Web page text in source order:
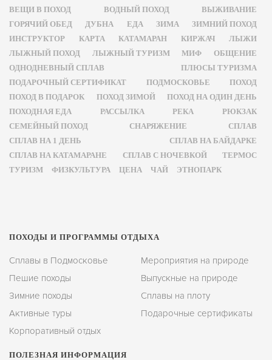
ВЕЩИ В ПОХОД
ВОДНЫЙ ПОХОД
ВЫЖИВАНИЕ
ГОРЯЧИЙ ОБЕД
ДУБНА ЕДА ЗИМА
ЗИМНИЙ ПОХОД
ИНСТРУКТОР
КАРТА КАТАМАРАН КИРЖАЧ
ЛЫЖИ
ЛЫЖНЫЙ ПОХОД
ЛЫЖНЫЙ ТУРИЗМ МИФ
ОБЩЕНИЕ
ОДНОДНЕВНЫЙ СПЛАВ
ПЛЮСЫ ТУРИЗМА
ПОДАРОЧНЫЙ СЕРТИФИКАТ
ПОДМОСКОВЬЕ
ПОХОД
ПОХОД В ПОДАРОК
ПОХОД ЗИМОЙ
ПОХОД НА ОДИН ДЕНЬ
ПОХОДНАЯ ЕДА
РАССЫЛКА РЕКА
РЮКЗАК
СЕМЕЙНЫЙ ПОХОД
СНАРЯЖЕНИЕ
СПЛАВ
СПЛАВ НА 1 ДЕНЬ
СПЛАВ НА БАЙДАРКЕ
СПЛАВ НА КАТАМАРАНЕ
СПЛАВ С НОЧЕВКОЙ
ТЕРМОС
ТУРИЗМ
ФИЗКУЛЬТУРА ЦЕНА ЧАЙ ЭТНОПАРК
ПОХОДЫ И ПРОГРАММЫ ОТДЫХА
Сплавы в Подмосковье
Пешие походы
Зимние походы
Активные туры
Корпоративный отдых
Мероприятия на природе
Выпускные на природе
Сплавы на плоту
Подарочные сертификаты
ПОЛЕЗНАЯ ИНФОРМАЦИЯ